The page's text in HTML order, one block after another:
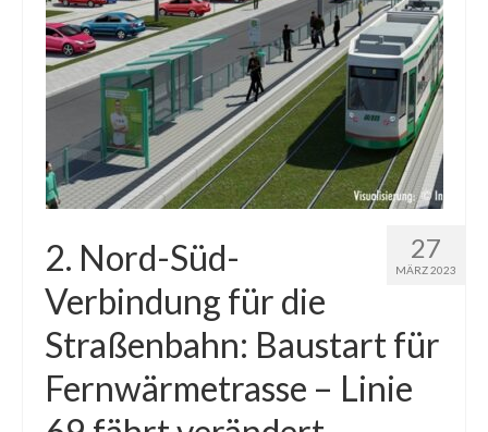
27
MÄRZ 2023
2. Nord-Süd-
Verbindung für die
Straßenbahn: Baustart für
Fernwärmetrasse – Linie